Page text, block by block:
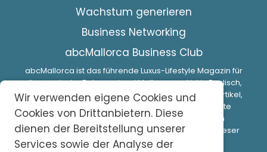
Wachstum generieren
Business Networking
abcMallorca Business Club
abcMallorca ist das führende Luxus-Lifestyle Magazin für
die spanische Baleareninsel Mallorca und ist in Englisch,
Spanisch und Deutsch veröffentlicht. Interessante Artikel,
Guides, professionelle Besprechungen, fabelhafte
Fotoshootings und eine Fülle von Informationen
entwickelt, um zu helfen, leben oder viel Zeit auf dieser
schönen Insel ein Luxus-Lifestyle-Erlebnis.
Wir verwenden eigene Cookies und
Cookies von Drittanbietern. Diese
dienen der Bereitstellung unserer
Services sowie der Analyse der